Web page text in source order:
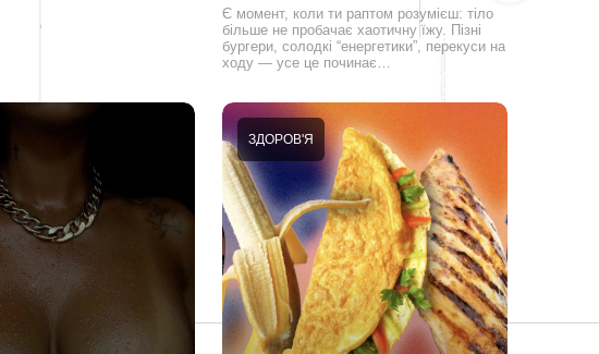
Є момент, коли ти раптом розумієш: тіло
більше не пробачає хаотичну їжу. Пізні
бургери, солодкі “енергетики”, перекуси на
ходу — усе це починає…
ЗДОРОВ'Я